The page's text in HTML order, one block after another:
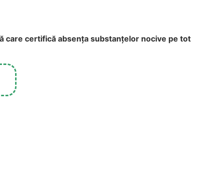
care certifică absența substanțelor nocive pe tot